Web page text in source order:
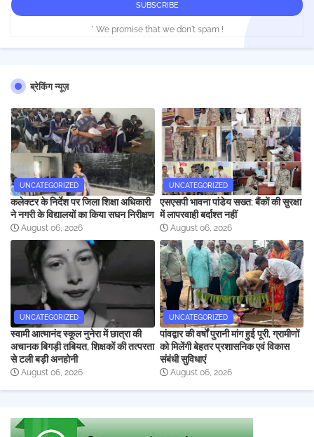
* We promise that we don't spam !
ब्रेकिंग न्यूज़
UNCATEGORIZED
कलेक्टर के निर्देश पर जिला शिक्षा अधिकारी
ने नगरी के विद्यालयों का किया सघन निरीक्षण
August 06, 2026
UNCATEGORIZED
एसएसपी भावना पांडेय सख्त: बैंकों की सुरक्षा
में लापरवाही बर्दाश्त नहीं
August 06, 2026
UNCATEGORIZED
स्वामी आत्मानंद स्कूल नुनेरा में छात्रा की
अचानक बिगड़ी तबियत, शिक्षकों की तत्परता
से टली बड़ी अनहोनी
August 06, 2026
UNCATEGORIZED
पांवद्वार की वर्षों पुरानी मांग हुई पूरी, ग्रामीणों
को मिलेंगी बेहतर प्रशासनिक एवं विकास
संबंधी सुविधाएं
August 06, 2026